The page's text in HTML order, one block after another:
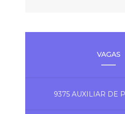
VAGAS
9375 AUXILIAR DE